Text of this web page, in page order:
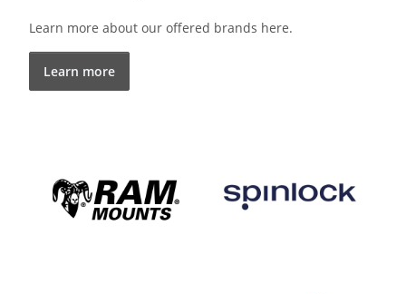
Learn more about our offered brands here.
Learn more